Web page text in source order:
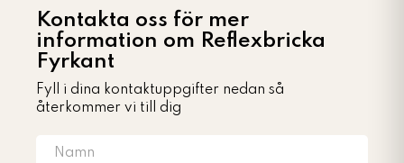
Kontakta oss för mer
information om Reflexbricka
Fyrkant
Fyll i dina kontaktuppgifter nedan så
återkommer vi till dig